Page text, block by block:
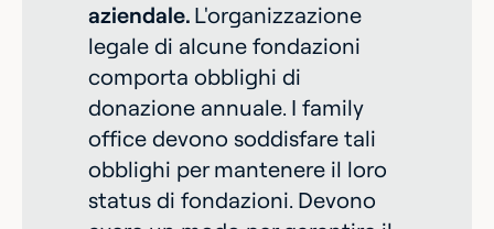
aziendale. L'organizzazione
legale di alcune fondazioni
comporta obblighi di
donazione annuale. I family
office devono soddisfare tali
obblighi per mantenere il loro
status di fondazioni. Devono